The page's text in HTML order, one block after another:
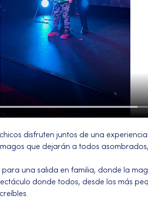
disfruten juntos de una
que dejarán a todos
una salida en familia, donde la
donde todos, desde los más